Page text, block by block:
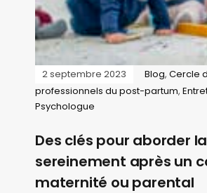
2 septembre 2023 Blog, Cercle
professionnels du post-partum,
Psychologue
Des clés pour aborder
sereinement après un
maternité ou parental